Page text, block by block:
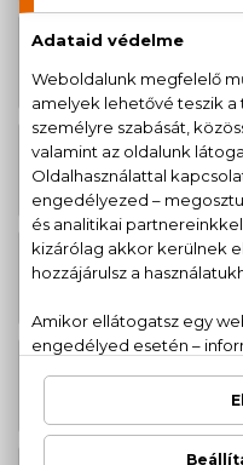
rezorcin
Echos Color -
rezorcin
Echos Color -
rezorcin